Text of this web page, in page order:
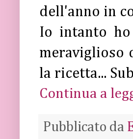
dell'anno in
Io intanto
meraviglioso
la ricetta...
Continua a
Pubblicato da